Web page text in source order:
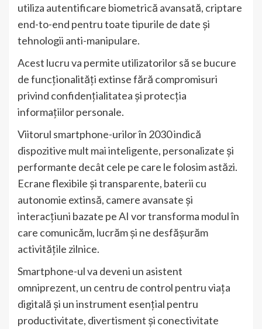
utiliza autentificare biometrică avansată, criptare
end-to-end pentru toate tipurile de date și
tehnologii anti-manipulare.
Acest lucru va permite utilizatorilor să se bucure
de funcționalități extinse fără compromisuri
privind confidențialitatea și protecția
informațiilor personale.
Viitorul smartphone-urilor în 2030 indică
dispozitive mult mai inteligente, personalizate și
performante decât cele pe care le folosim astăzi.
Ecrane flexibile și transparente, baterii cu
autonomie extinsă, camere avansate și
interacțiuni bazate pe AI vor transforma modul în
care comunicăm, lucrăm și ne desfășurăm
activitățile zilnice.
Smartphone-ul va deveni un asistent
omniprezent, un centru de control pentru viața
digitală și un instrument esențial pentru
productivitate, divertisment și conectivitate